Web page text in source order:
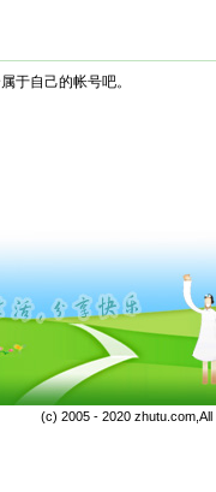
于自己的帐号吧。
(c) 2005 - 2020